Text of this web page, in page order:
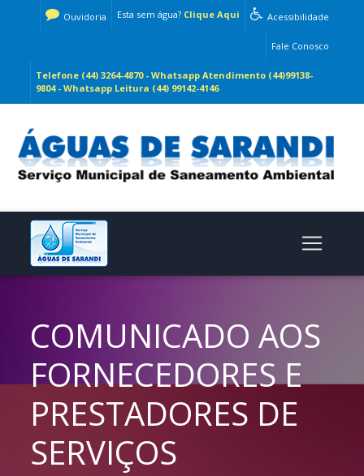
Acessibilidade
Esta sem água? Clique Aqui
Ouvidoria
Fale Conosco
Telefone (44) 3264-4870 - Whatsapp Atendimento (44)99138-
9804 - Whatsapp Leitura (44) 99142-4146
COMUNICADO AOS
FORNECEDORES E
PRESTADORES DE
SERVIÇOS